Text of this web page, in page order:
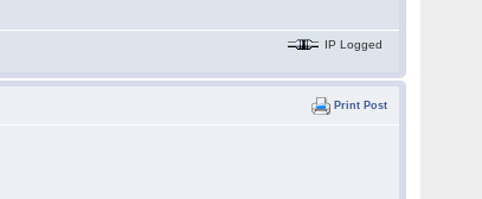
IP Logged
Print Post